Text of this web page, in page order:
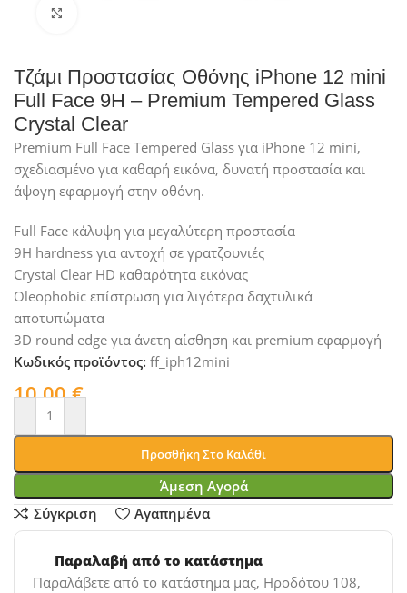
Τζάμι Προστασίας Οθόνης iPhone 12 mini
Full Face 9H – Premium Tempered Glass
Crystal Clear
Premium Full Face Tempered Glass για iPhone 12 mini,
σχεδιασμένο για καθαρή εικόνα, δυνατή προστασία και
άψογη εφαρμογή στην οθόνη.
Full Face κάλυψη για μεγαλύτερη προστασία
9H hardness για αντοχή σε γρατζουνιές
Crystal Clear HD καθαρότητα εικόνας
Oleophobic επίστρωση για λιγότερα δαχτυλικά
αποτυπώματα
3D round edge για άνετη αίσθηση και premium εφαρμογή
Κωδικός προϊόντος:ff_iph12mini
10,00€
Προσθήκη Στο Καλάθι
Άμεση Αγορά
Σύγκριση
Αγαπημένα
Παραλαβή από το κατάστημα
Παραλάβετε από το κατάστημα μας, Ηροδότου 108,